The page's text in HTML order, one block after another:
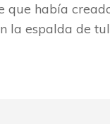
que había
la espalda de